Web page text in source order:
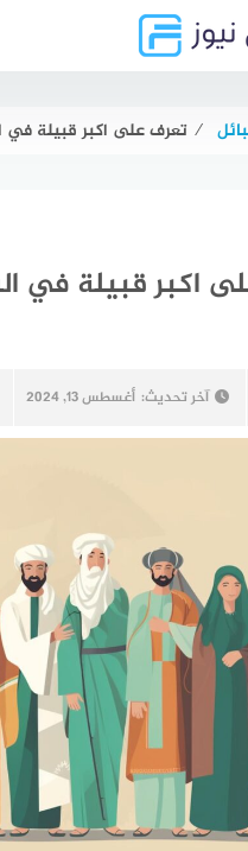
⁄ تعرف على اكبر قبيلة في
اكبر قبيلة في
آخر تحديث: أغسطس 13, 2024